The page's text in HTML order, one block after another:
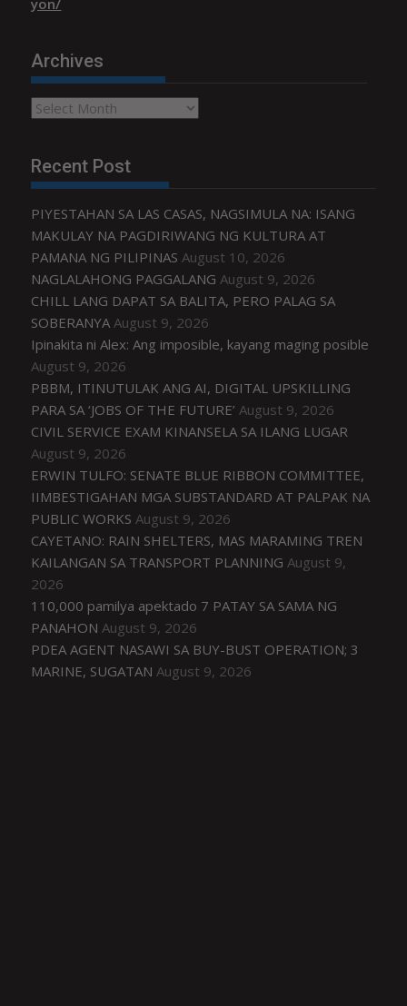
Archives
Archives
Recent Post
PIYESTAHAN SA LAS CASAS, NAGSIMULA NA: ISANG
MAKULAY NA PAGDIRIWANG NG KULTURA AT
PAMANA NG PILIPINAS August 10, 2026
NAGLALAHONG PAGGALANG August 9, 2026
CHILL LANG DAPAT SA BALITA, PERO PALAG SA
SOBERANYA August 9, 2026
Ipinakita ni Alex: Ang imposible, kayang maging posible
August 9, 2026
PBBM, ITINUTULAK ANG AI, DIGITAL UPSKILLING
PARA SA ‘JOBS OF THE FUTURE’ August 9, 2026
CIVIL SERVICE EXAM KINANSELA SA ILANG LUGAR
August 9, 2026
ERWIN TULFO: SENATE BLUE RIBBON COMMITTEE,
IIMBESTIGAHAN MGA SUBSTANDARD AT PALPAK NA
PUBLIC WORKS August 9, 2026
CAYETANO: RAIN SHELTERS, MAS MARAMING TREN
KAILANGAN SA TRANSPORT PLANNING August 9,
2026
110,000 pamilya apektado 7 PATAY SA SAMA NG
PANAHON August 9, 2026
PDEA AGENT NASAWI SA BUY-BUST OPERATION; 3
MARINE, SUGATAN August 9, 2026